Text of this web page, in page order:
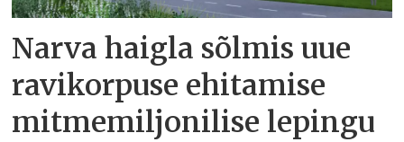
Narva haigla sõlmis uue
ravikorpuse ehitamise
mitmemiljonilise lepingu